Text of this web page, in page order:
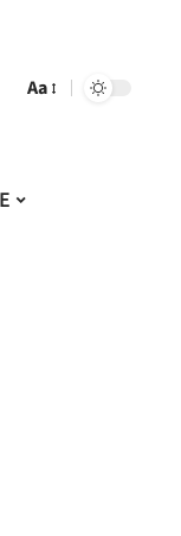
Aa